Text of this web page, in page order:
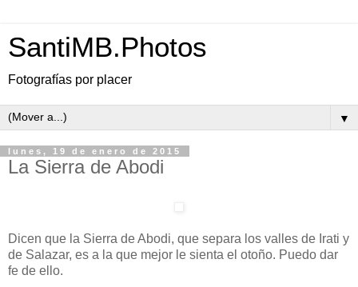
SantiMB.Photos
Fotografías por placer
▼
lunes, 19 de enero de 2015
La Sierra de Abodi
Dicen que la Sierra de Abodi, que separa los valles de Irati y
de Salazar, es a la que mejor le sienta el otoño. Puedo dar
fe de ello.